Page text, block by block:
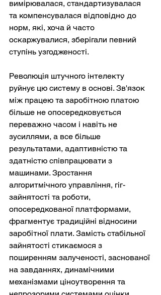
вимірювалася, стандартизувалася
та компенсувалася відповідно до
норм, які, хоча й часто
оскаржувалися, зберігали певний
ступінь узгодженості.
Революція штучного інтелекту
руйнує цю систему в основі. Зв'язок
між працею та заробітною платою
більше не опосередковується
переважно часом і навіть не
зусиллями, а все більше
результатами, адаптивністю та
здатністю співпрацювати з
машинами. Зростання
алгоритмічного управління, гіг-
зайнятості та роботи,
опосередкованої платформами,
фрагментує традиційні відносини
заробітної плати. Замість стабільної
зайнятості стикаємося з
поширенням залученості, заснованої
на завданнях, динамічними
механізмами ціноутворення та